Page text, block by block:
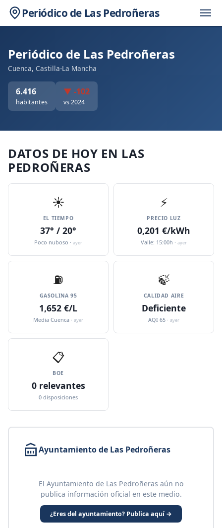
Periódico de Las Pedroñeras
Periódico de Las Pedroñeras
Cuenca, Castilla-La Mancha
6.416
habitantes
▼ -102
vs 2024
DATOS DE HOY EN LAS
PEDROÑERAS
☀️
EL TIEMPO
37° / 20°
Poco nuboso · ayer
⚡
PRECIO LUZ
0,201 €/kWh
Valle: 15:00h · ayer
⛽️
GASOLINA 95
1,652 €/L
Media Cuenca · ayer
🍃
CALIDAD AIRE
Deficiente
AQI 65 · ayer
📋
BOE
0 relevantes
0 disposiciones
Ayuntamiento de Las Pedroñeras
El Ayuntamiento de Las Pedroñeras aún no
publica información oficial en este medio.
¿Eres del ayuntamiento? Publica aquí →